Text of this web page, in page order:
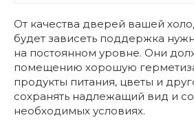
От качества дверей вашей
будет зависеть поддержка
на постоянном уровне. Они
помещению хорошую
продукты питания, цветы и
сохранять надлежащий вид и
необходимых условиях.